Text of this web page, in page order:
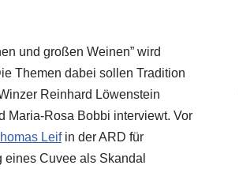
und großen Weinen” wird
Themen dabei sollen Tradition
Reinhard Löwenstein
Maria-Rosa Bobbi interviewt. Vor
Leifin der ARD für
Cuvee als Skandal